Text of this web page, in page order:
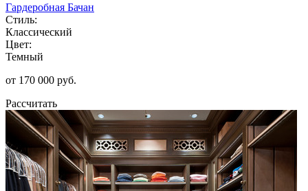
Гардеробная Бачан
Стиль:
Классический
Цвет:
Темный
от 170 000 руб.
Рассчитать